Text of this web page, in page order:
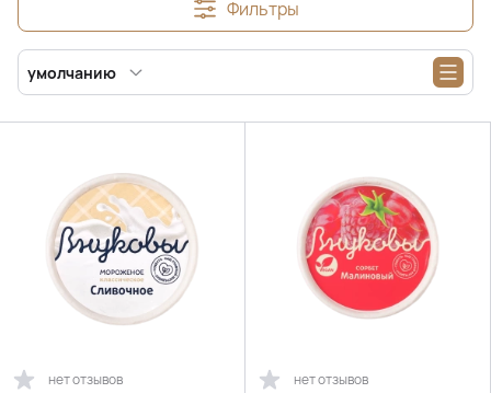
Фильтры
умолчанию
нет отзывов нет отзывов